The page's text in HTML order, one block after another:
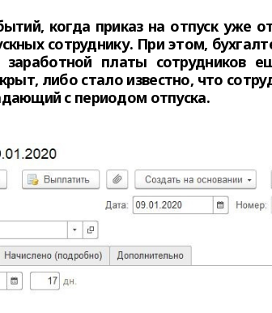
когда приказ на отпуск уже
сотруднику. При этом,
платы сотрудников
либо стало известно, что
с периодом отпуска.